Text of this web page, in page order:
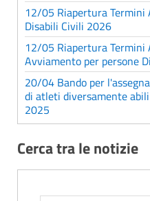
12/05 Riapertura Termini
Disabili Civili 2026
12/05 Riapertura Termini
Avviamento per persone
20/04 Bando per
di atleti diversamente
2025
Cerca tra le notizie